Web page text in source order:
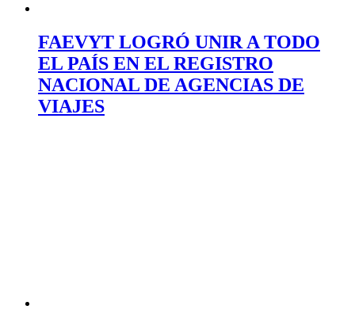
FAEVYT LOGRÓ UNIR A TODO
EL PAÍS EN EL REGISTRO
NACIONAL DE AGENCIAS DE
VIAJES